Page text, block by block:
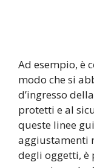
Ad esempio, è
modo che si
d’ingresso
protetti e al
queste linee
aggiustamenti
degli oggetti, è